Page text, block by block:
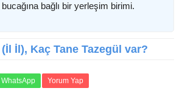
bağlı bir yerleşim birimi.
İl), Kaç Tane Tazegül var?
WhatsApp Yorum Yap